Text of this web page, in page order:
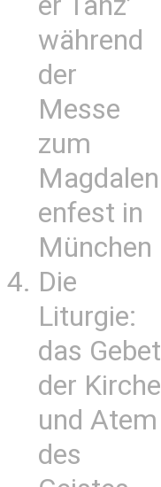
während
der
Messe
zum
Magdalen
enfest in
München
Die
Liturgie:
das Gebet
der Kirche
und Atem
des